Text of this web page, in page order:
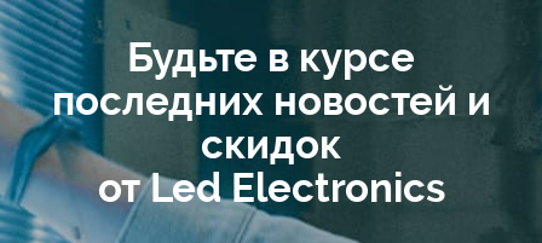
Будьте в курсе
последних новостей и
скидок
от Led Electronics